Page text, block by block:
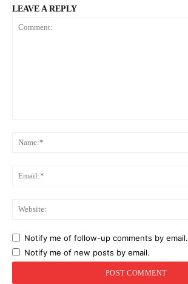
LEAVE A REPLY
Notify me of follow-up comments by email.
Notify me of new posts by email.